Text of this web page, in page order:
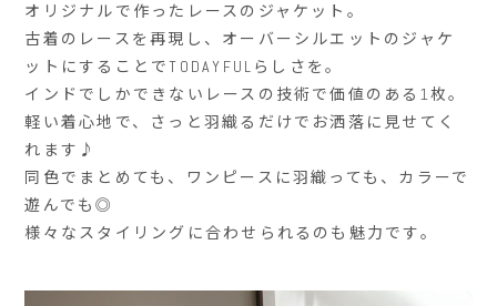
オリジナルで作ったレースのジャケット。
古着のレースを再現し、オーバーシルエットのジャケ
ットにすることでTODAYFULらしさを。
インドでしかできないレースの技術で価値のある1枚。
軽い着心地で、さっと羽織るだけでお洒落に見せてく
れます♪
同色でまとめても、ワンピースに羽織っても、カラーで
遊んでも◎
様々なスタイリングに合わせられるのも魅力です。